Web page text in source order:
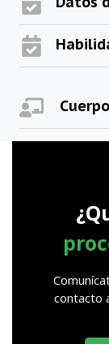
contacto